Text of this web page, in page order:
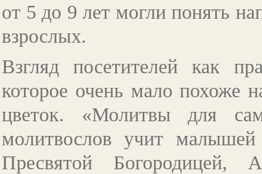
от 5 до 9 лет могли понять
взрослых.
Взгляд посетителей как
которое очень мало похоже
цветок. «Молитвы для
молитвослов учит
Пресвятой Богородицей,